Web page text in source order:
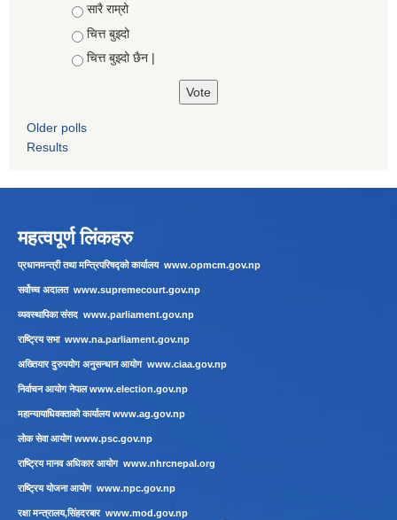
Choices
सारै राम्रो
चित्त बुझ्दो
चित्त बुझ्दो छैन |
Older polls
Results
महत्वपूर्ण लिंकहरु
प्रधानमन्त्री तथा मन्त्रिपरिषद्को कार्यालय www.opmcm.gov.np
सर्वोच्च अदालत www.supremecourt.gov.np
व्यवस्थापिका संसद www.parliament.gov.np
राष्ट्रिय सभा www.na.parliament.gov.np
अख्तियार दुरुपयोग अनुसन्धान आयोग www.ciaa.gov.np
निर्वाचन आयोग नेपालwww.election.gov.np
महान्यायाधिवक्ताको कार्यालयwww.ag.gov.np
लाेक सेवा आयाेगwww.psc.gov.np
राष्ट्रिय मानव अधिकार आयोग www.nhrcnepal.org
राष्ट्रिय योजना आयोग www.npc.gov.np
रक्षा मन्त्रालय,सिंहदरबार www.mod.gov.np